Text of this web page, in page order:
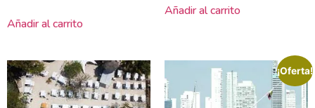
Añadir al carrito
Añadir al carrito
¡Oferta!